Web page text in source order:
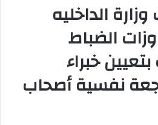
الداخليه
الضباط
خبراء
نفسية أصحاب